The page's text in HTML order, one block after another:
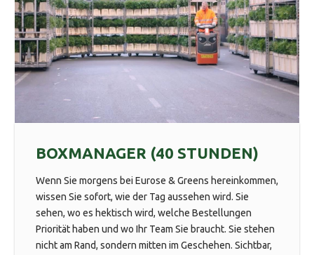
BOXMANAGER (40 STUNDEN)
Wenn Sie morgens bei Eurose & Greens hereinkommen,
wissen Sie sofort, wie der Tag aussehen wird. Sie
sehen, wo es hektisch wird, welche Bestellungen
Priorität haben und wo Ihr Team Sie braucht. Sie stehen
nicht am Rand, sondern mitten im Geschehen. Sichtbar,